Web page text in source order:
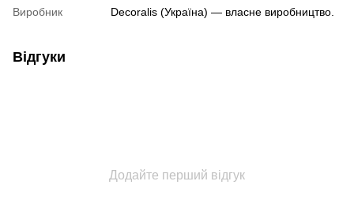
Виробник Decoralis (Україна) — власне виробництво.
Відгуки
Додайте перший відгук